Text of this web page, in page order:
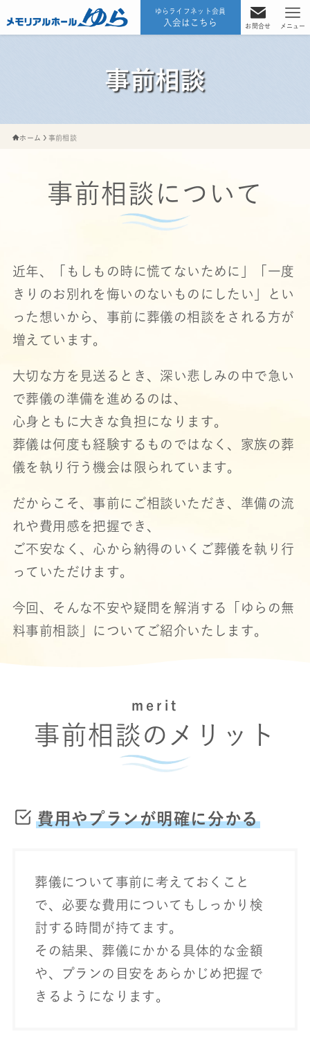
ゆらライフネット会員
入会はこちら お問合せ メニュー
事前相談
ホーム 事前相談
事前相談について
近年、「もしもの時に慌てないために」「一度
きりのお別れを悔いのないものにしたい」とい
った想いから、事前に葬儀の相談をされる方が
増えています。
大切な方を見送るとき、深い悲しみの中で急い
で葬儀の準備を進めるのは、
心身ともに大きな負担になります。
葬儀は何度も経験するものではなく、家族の葬
儀を執り行う機会は限られています。
だからこそ、事前にご相談いただき、準備の流
れや費用感を把握でき、
ご不安なく、心から納得のいくご葬儀を執り行
っていただけます。
今回、そんな不安や疑問を解消する「ゆらの無
料事前相談」についてご紹介いたします。
merit
事前相談のメリット
費用やプランが明確に分かる
葬儀について事前に考えておくこと
で、必要な費用についてもしっかり検
討する時間が持てます。
その結果、葬儀にかかる具体的な金額
や、プランの目安をあらかじめ把握で
きるようになります。